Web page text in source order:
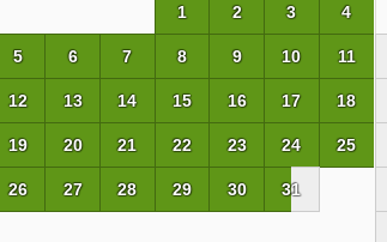
1 2 3 4
5 6 7 8 9 10 11
12 13 14 15 16 17 18
19 20 21 22 23 24 25
26 27 28 29 30 31